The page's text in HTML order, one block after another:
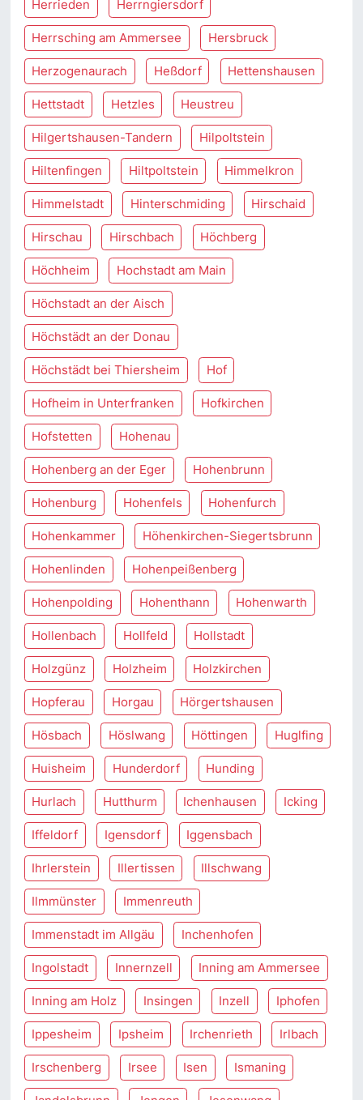
Herrieden Herrngiersdorf
Herrsching am Ammersee Hersbruck
Herzogenaurach Heßdorf Hettenshausen
Hettstadt Hetzles Heustreu
Hilgertshausen-Tandern Hilpoltstein
Hiltenfingen Hiltpoltstein Himmelkron
Himmelstadt Hinterschmiding Hirschaid
Hirschau Hirschbach Höchberg
Höchheim Hochstadt am Main
Höchstadt an der Aisch
Höchstädt an der Donau
Höchstädt bei Thiersheim Hof
Hofheim in Unterfranken Hofkirchen
Hofstetten Hohenau
Hohenberg an der Eger Hohenbrunn
Hohenburg Hohenfels Hohenfurch
Hohenkammer Höhenkirchen-Siegertsbrunn
Hohenlinden Hohenpeißenberg
Hohenpolding Hohenthann Hohenwarth
Hollenbach Hollfeld Hollstadt
Holzgünz Holzheim Holzkirchen
Hopferau Horgau Hörgertshausen
Hösbach Höslwang Höttingen Huglfing
Huisheim Hunderdorf Hunding
Hurlach Hutthurm Ichenhausen Icking
Iffeldorf Igensdorf Iggensbach
Ihrlerstein Illertissen Illschwang
Ilmmünster Immenreuth
Immenstadt im Allgäu Inchenhofen
Ingolstadt Innernzell Inning am Ammersee
Inning am Holz Insingen Inzell Iphofen
Ippesheim Ipsheim Irchenrieth Irlbach
Irschenberg Irsee Isen Ismaning